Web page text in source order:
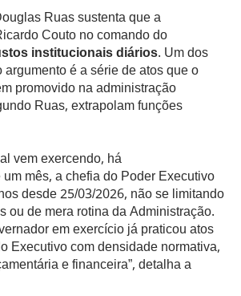
Ruas sustenta que a
Couto no comando do
institucionais diários. Um dos
é a série de atos que o
promovido na administração
Ruas, extrapolam funções
vem exercendo, há
mês, a chefia do Poder Executivo
desde 25/03/2026, não se limitando
ou de mera rotina da Administração.
em exercício já praticou atos
Executivo com densidade normativa,
e financeira”, detalha a